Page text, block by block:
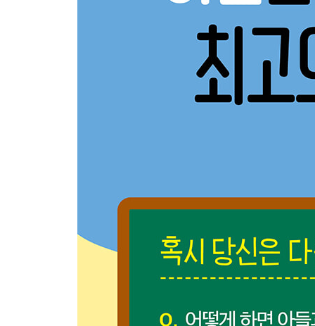
Part 3 아들을 위한 책육아 기본 8원칙
- 원칙 ① 책읽기 세팅은 7가지가 전부다
Add 읽기 환경 체크 리스트
- 원칙 ② 확장 읽기는 4가지 키워드로 시작한다
- 원칙 ⑤ 시각적 자극과 보상을 이용한다
- 원칙 ⑥ 아들에게 통하는 독후 활동을 한다
Add 독서 이력 남기는 방법
- 원칙 ⑦ 6년 동안 3번의 책읽기 점프를 한다
Boy’s Book 상식 넓히는 어린이 잡지